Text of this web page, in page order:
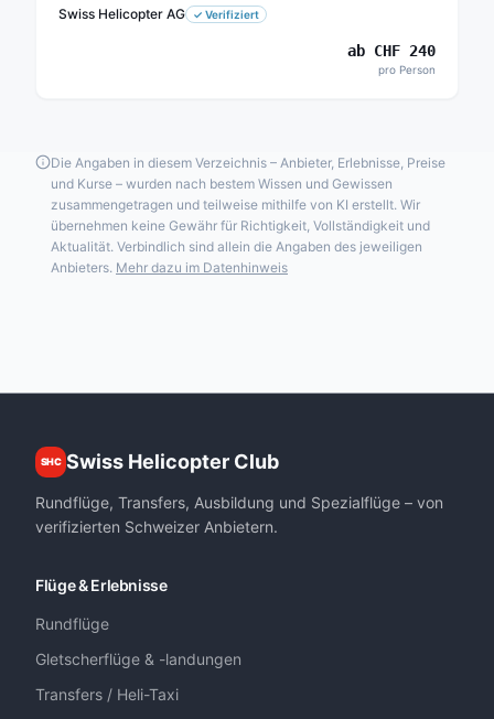
Swiss Helicopter AG
✓ Verifiziert
ab CHF 240
pro Person
Die Angaben in diesem Verzeichnis – Anbieter, Erlebnisse, Preise
und Kurse – wurden nach bestem Wissen und Gewissen
zusammengetragen und teilweise mithilfe von KI erstellt. Wir
übernehmen keine Gewähr für Richtigkeit, Vollständigkeit und
Aktualität. Verbindlich sind allein die Angaben des jeweiligen
Anbieters. Mehr dazu im Datenhinweis
SHC Swiss Helicopter Club
Rundflüge, Transfers, Ausbildung und Spezialflüge – von
verifizierten Schweizer Anbietern.
Flüge & Erlebnisse
Rundflüge
Gletscherflüge & -landungen
Transfers / Heli-Taxi